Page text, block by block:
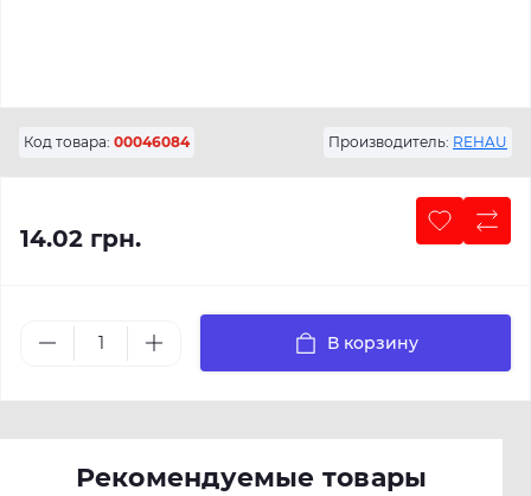
Код товара: 00046084 Производитель: REHAU
14.02 грн.
В корзину
Рекомендуемые товары